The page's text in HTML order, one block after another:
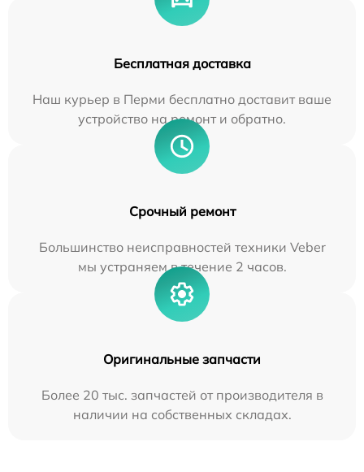
Бесплатная доставка
Наш курьер в Перми бесплатно доставит ваше
устройство на ремонт и обратно.
Срочный ремонт
Большинство неисправностей техники Veber
мы устраняем в течение 2 часов.
Оригинальные запчасти
Более 20 тыс. запчастей от производителя в
наличии на собственных складах.